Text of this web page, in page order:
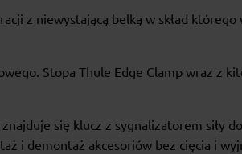
z niewystającą belką w skład
Stopa Thule Edge Clamp wraz z
się klucz z sygnalizatorem
i demontaż akcesoriów bez cięcia i